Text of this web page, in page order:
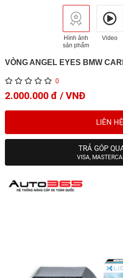
Hình ảnh
sản phẩm
Video
VÒNG ANGEL EYES BMW
0
2.000.000 đ / VNĐ
LIÊN HỆ
TRẢ GÓP
VISA,